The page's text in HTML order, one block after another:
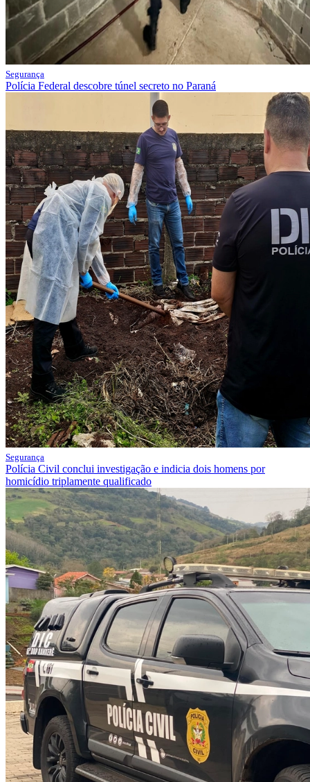
Segurança
Polícia Federal descobre túnel secreto no Paraná
Segurança
Polícia Civil conclui investigação e indicia dois homens por
homicídio triplamente qualificado